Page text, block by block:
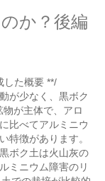
か？後編
した概要 **/
が少なく、黒ボク
が主体で、アロ
比べてアルミニウ
特徴があります。
ボク土は火山灰の
ミニウム障害のリ